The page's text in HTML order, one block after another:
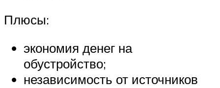
Плюсы:
экономия денег на
обустройство;
независимость от источников